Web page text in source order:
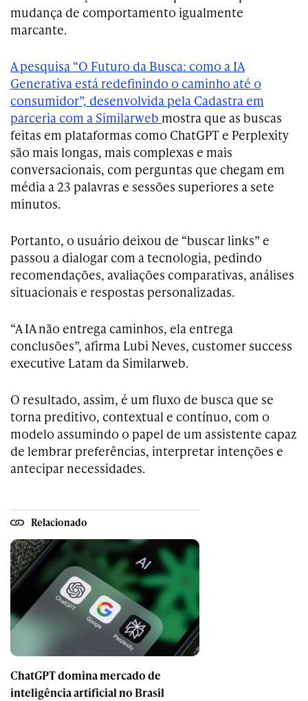
mudança de comportamento igualmente
marcante.
A pesquisa “O Futuro da Busca: como a IA
Generativa está redefinindo o caminho até o
consumidor”, desenvolvida pela Cadastra em
parceria com a Similarweb mostra que as buscas
feitas em plataformas como ChatGPT e Perplexity
são mais longas, mais complexas e mais
conversacionais, com perguntas que chegam em
média a 23 palavras e sessões superiores a sete
minutos.
Portanto, o usuário deixou de “buscar links” e
passou a dialogar com a tecnologia, pedindo
recomendações, avaliações comparativas, análises
situacionais e respostas personalizadas.
“A IA não entrega caminhos, ela entrega
conclusões”, afirma Lubi Neves, customer success
executive Latam da Similarweb.
O resultado, assim, é um fluxo de busca que se
torna preditivo, contextual e contínuo, com o
modelo assumindo o papel de um assistente capaz
de lembrar preferências, interpretar intenções e
antecipar necessidades.
Relacionado
ChatGPT domina mercado de
inteligência artificial no Brasil